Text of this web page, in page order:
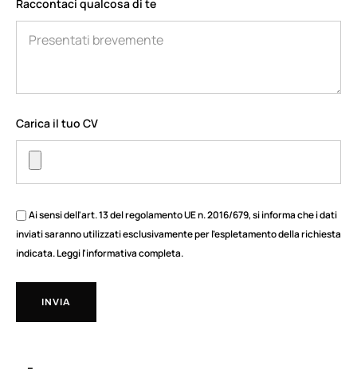
Raccontaci qualcosa di te
Carica il tuo CV
Ai sensi dell'art. 13 del regolamento UE n. 2016/679, si informa che i dati
inviati saranno utilizzati esclusivamente per l'espletamento della richiesta
indicata.Leggi l'informativa completa.
INVIA